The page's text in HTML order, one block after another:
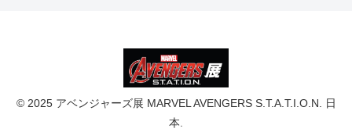
© 2025 アベンジャーズ展 MARVEL AVENGERS S.T.A.T.I.O.N. 日
本.